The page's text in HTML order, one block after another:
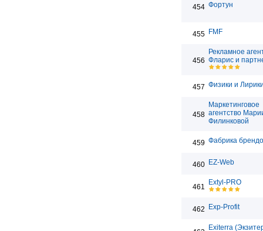
454 Фортун
455 FMF
456
Рекламное
Фларис и
457 Физики и
458
Маркетинговое
агентство
Филинковой
459 Фабрика
460 EZ-Web
461
Extyl-PRO
462 Exp-Profit
Exiterra